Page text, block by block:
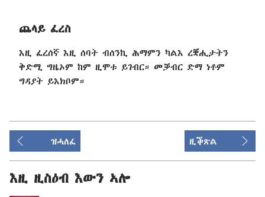
ጨላይ ፈረስ
እዚ ፈረሰኛ እዚ ሰባት ብሰንኪ ሕማምን ካልእ ረቛሒታትን
ቅድሚ ግዜኦም ከም ዚሞቱ ይገብር። መቓብር ድማ ነቶም
ግዳያት ይእክቦም።
ዝሓለፈ ዚቕጽል
እዚ ዚስዕብ እውን ኣሎ